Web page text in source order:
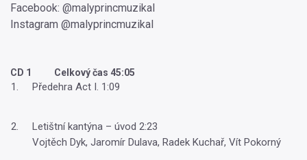
Facebook: @malyprincmuzikal
Instagram @malyprincmuzikal
CD 1 Celkový čas 45:05
Předehra Act I. 1:09
Letištní kantýna – úvod 2:23
Vojtěch Dyk, Jaromír Dulava, Radek Kuchař, Vít Pokorný